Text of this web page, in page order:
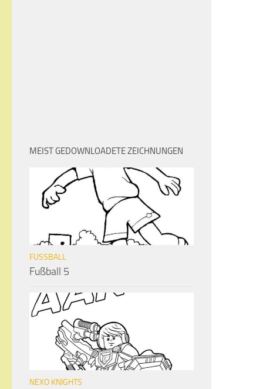
MEIST GEDOWNLOADETE ZEICHNUNGEN
FUSSBALL
Fußball 5
NEXO KNIGHTS